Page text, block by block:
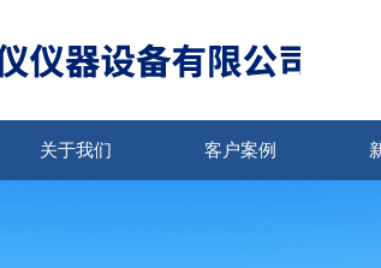
关于我们 客户案例